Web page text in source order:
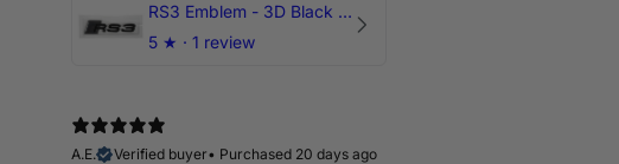
RS3 Emblem - 3D Black Edition - Schwarz/Schwarz Logo Modellschriftzug
5 ★ · 1 review
A.E.
Verified buyer• Purchased 20 days ago